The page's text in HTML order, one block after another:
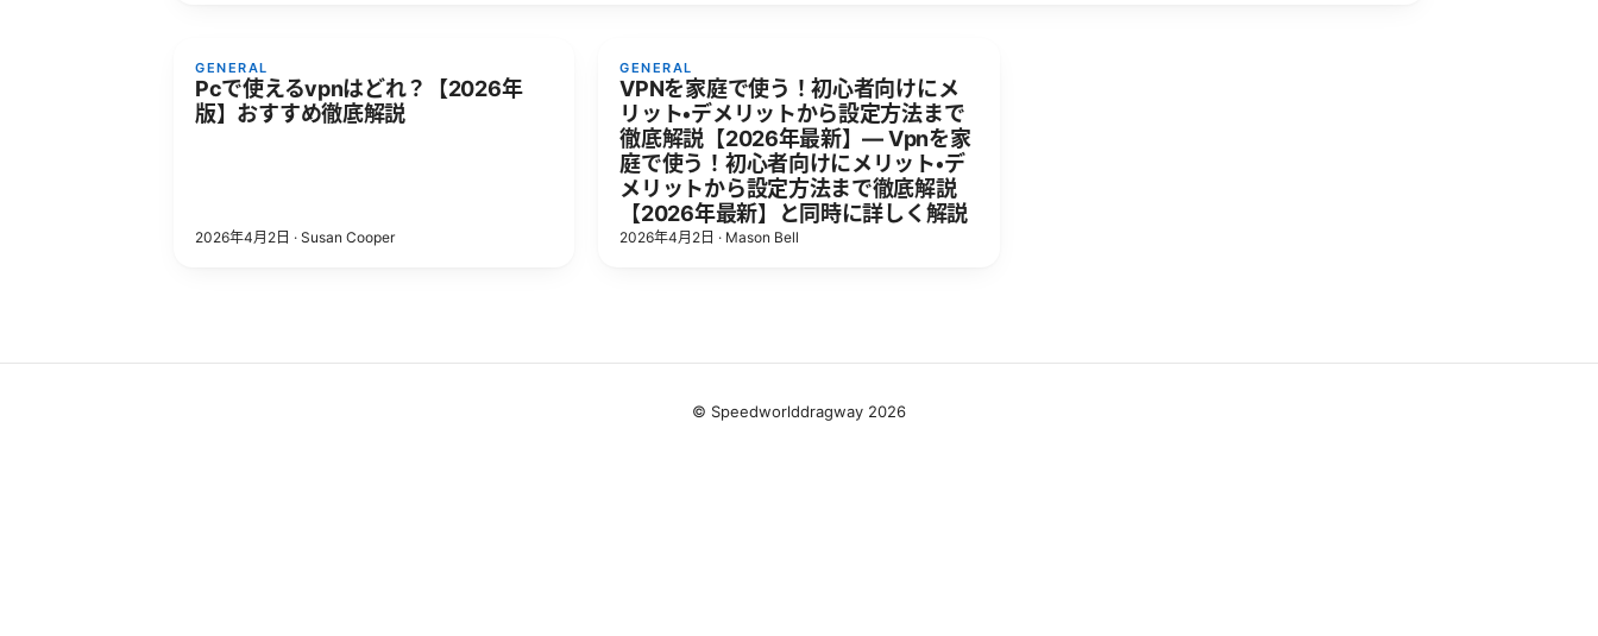
GENERAL
Pcで使えるvpnはどれ？【2026年
版】おすすめ徹底解説
2026年4月2日 · Susan Cooper
GENERAL
VPNを家庭で使う！初心者向けにメ
リット・デメリットから設定方法まで
徹底解説【2026年最新】— Vpnを家
庭で使う！初心者向けにメリット・デ
メリットから設定方法まで徹底解説
【2026年最新】と同時に詳しく解説
2026年4月2日 · Mason Bell
© Speedworlddragway 2026